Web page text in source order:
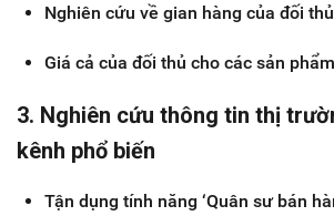
Nghiên cứu về gian hàng của đối thủ
Giá cả của đối thủ cho các sản phẩm
3. Nghiên cứu thông tin thị
kênh phổ biến
Tận dụng tính năng ‘Quân sư bán